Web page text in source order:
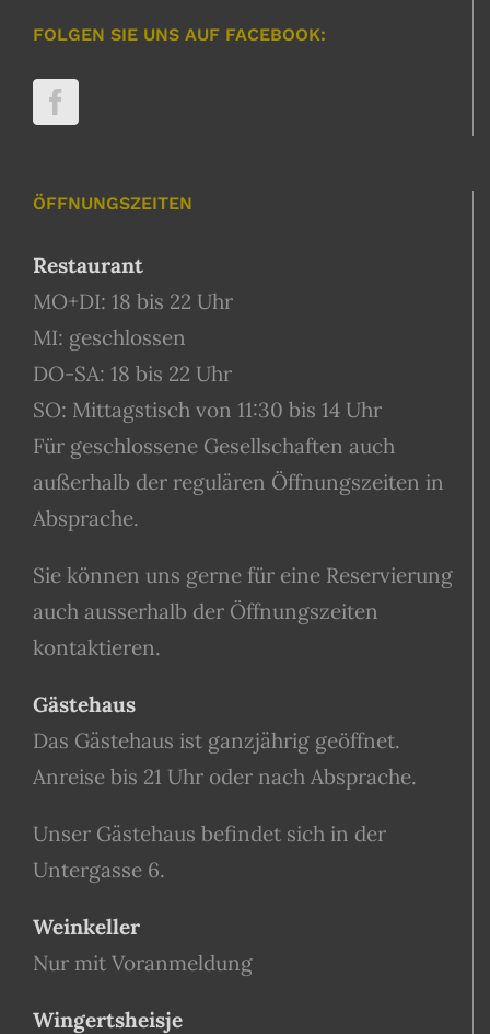
FOLGEN SIE UNS AUF FACEBOOK:
ÖFFNUNGSZEITEN
Restaurant
MO+DI: 18 bis 22 Uhr
MI: geschlossen
DO-SA: 18 bis 22 Uhr
SO: Mittagstisch von 11:30 bis 14 Uhr
Für geschlossene Gesellschaften auch
außerhalb der regulären Öffnungszeiten in
Absprache.
Sie können uns gerne für eine Reservierung
auch ausserhalb der Öffnungszeiten
kontaktieren.
Gästehaus
Das Gästehaus ist ganzjährig geöffnet.
Anreise bis 21 Uhr oder nach Absprache.
Unser Gästehaus befindet sich in der
Untergasse 6.
Weinkeller
Nur mit Voranmeldung
Wingertsheisje